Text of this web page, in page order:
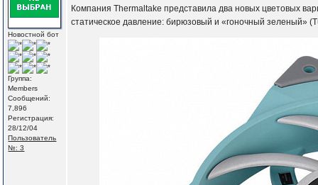
Новостной бот
Группа:
Members
Сообщений:
7,896
Регистрация:
28/12/04
Пользователь
№: 3
Компания Thermaltake представила два новых цветовых
статическое давление: бирюзовый и «гоночный зеленый»